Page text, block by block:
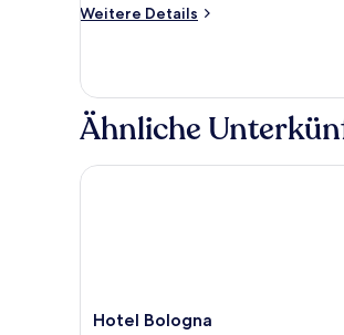
Weitere Details
Weitere
Ähnliche
Hotel
Hotel Bologna
Hotel Bologna